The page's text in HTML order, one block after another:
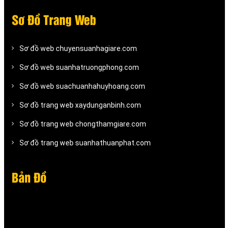
Sơ Đồ Trang Web
Sơ đồ web chuyensuanhagiare.com
Sơ đồ web suanhatruongphong.com
Sơ đồ web suachuanhahuyhoang.com
Sơ đồ trang web xaydunganbinh.com
Sơ đồ trang web chongthamgiare.com
Sơ đồ trang web suanhathuanphat.com
Bản Đồ